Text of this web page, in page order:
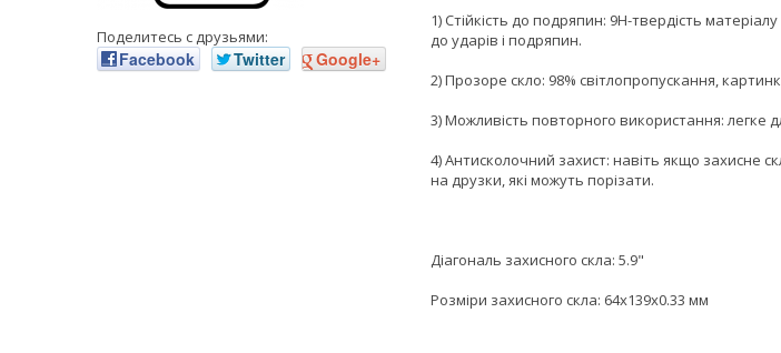
Поделитесь с друзьями:
Facebook Twitter Google+
1) Стійкість до подряпин: 9H-твердість
до ударів і подряпин.
2) Прозоре скло: 98% світлопропускання,
3) Можливість повторного використання: легке
4) Антисколочний захист: навіть якщо захисне
на друзки, які можуть порізати.
Діагональ захисного скла: 5.9"
Розміри захисного скла: 64x139x0.33 мм